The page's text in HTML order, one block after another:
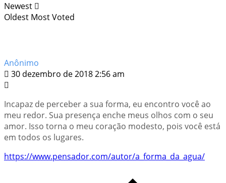
Newest
Oldest Most Voted
Anônimo
30 dezembro de 2018 2:56 am
Incapaz de perceber a sua forma, eu encontro você ao
meu redor. Sua presença enche meus olhos com o seu
amor. Isso torna o meu coração modesto, pois você está
em todos os lugares.
https://www.pensador.com/autor/a_forma_da_agua/